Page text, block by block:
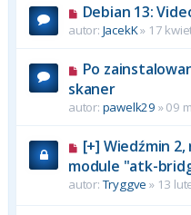
Debian 13:
autor: JacekK» 17
Po
skaner
autor: pawelk29 » 09
[+] Wiedźmin
module "atk-
autor: Tryggve » 13